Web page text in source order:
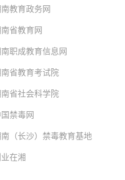
南教育政务网
南省教育网
南职成教育信息网
南省教育考试院
南省社会科学院
国禁毒网
南（长沙）禁毒教育基地
在湘